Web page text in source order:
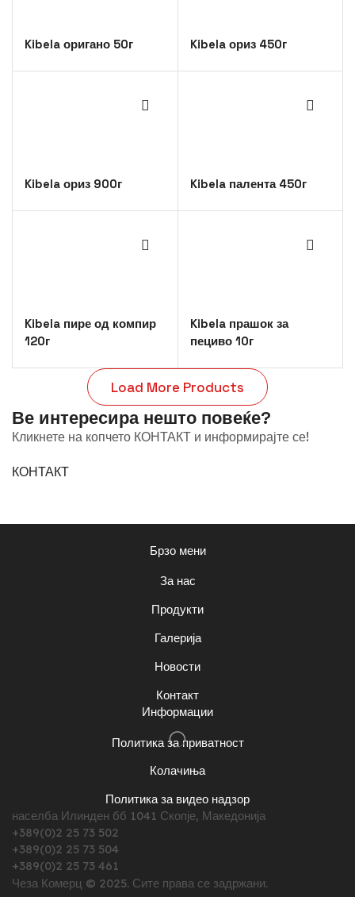
Kibela оригано 50г Kibela ориз 450г
Kibela ориз 900г Kibela палента 450г
Kibela пире од компир
120г
Kibela прашок за
пециво 10г
Load More Products
Ве интересира нешто повеќе?
Кликнете на копчето КОНТАКТ и информирајте се!
КОНТАКТ
Брзо мени
За нас
Продукти
Галерија
Новости
Контакт
Информации
Политика за приватност
Колачиња
Политика за видео надзор
населба Илинден бб 1041 Скопје, Македонија
+389(0)2 25 73 502
+389(0)2 25 73 504
+389(0)2 25 73 461
Чеза Комерц © 2025. Сите права се задржани.